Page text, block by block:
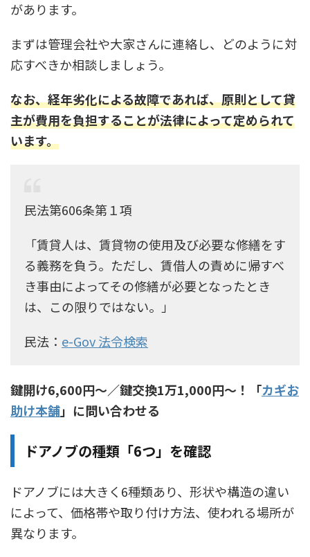
があります。
まずは管理会社や大家さんに連絡し、どのように対
応すべきか相談しましょう。
なお、経年劣化による故障であれば、原則として貸
主が費用を負担することが法律によって定められて
います。
民法第606条第１項
「賃貸人は、賃貸物の使用及び必要な修繕をす
る義務を負う。ただし、賃借人の責めに帰すべ
き事由によってその修繕が必要となったとき
は、この限りではない。」
民法： e-Gov 法令検索
鍵開け6,600円〜／鍵交換1万1,000円〜！「カギお
助け本舗」に問い合わせる
ドアノブの種類「6つ」を確認
ドアノブには大きく6種類あり、形状や構造の違い
によって、価格帯や取り付け方法、使われる場所が
異なります。